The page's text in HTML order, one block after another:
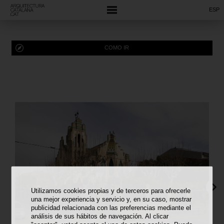
Utilizamos cookies propias y de terceros para ofrecerle
una mejor experiencia y servicio y, en su caso, mostrar
publicidad relacionada con las preferencias mediante el
análisis de sus hábitos de navegación. Al clicar
ESP
COMO IR